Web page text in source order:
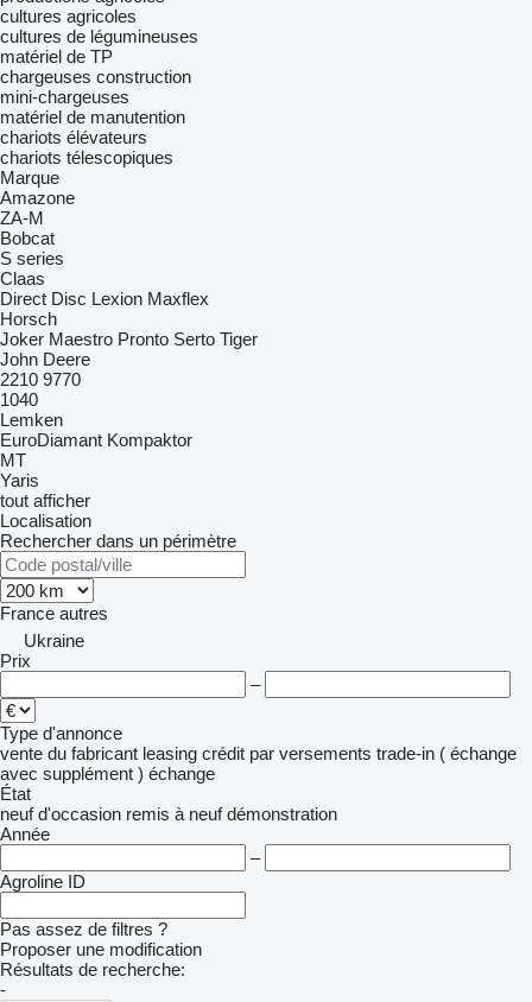
cultures agricoles
cultures de légumineuses
matériel de TP
chargeuses construction
mini-chargeuses
matériel de manutention
chariots élévateurs
chariots télescopiques
Marque
Amazone
ZA-M
Bobcat
S series
Claas
Direct Disc Lexion Maxflex
Horsch
Joker Maestro Pronto Serto Tiger
John Deere
2210 9770
1040
Lemken
EuroDiamant Kompaktor
MT
Yaris
tout afficher
Localisation
Rechercher dans un périmètre
France autres
Ukraine
Prix
–
Type d'annonce
vente du fabricant leasing crédit par versements trade-in ( échange
avec supplément ) échange
État
neuf d'occasion remis à neuf démonstration
Année
–
Agroline ID
Pas assez de filtres ?
Proposer une modification
Résultats de recherche:
-